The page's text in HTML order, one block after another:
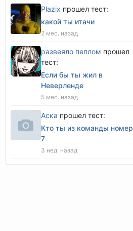
Plazix прошел тест:
какой ты итачи
2 мес. назад
развеяло пеплом прошел
тест:
Если бы ты жил в
Неверленде
5 мес. назад
Аска прошел тест:
Кто ты из команды номер
7
3 нед. назад